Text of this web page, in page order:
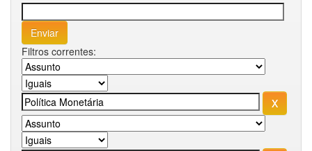
Filtros correntes: